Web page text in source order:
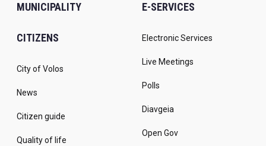
MUNICIPALITY
CITIZENS
City of Volos
News
Citizen guide
Quality of life
E-SERVICES
Electronic Services
Live Meetings
Polls
Diavgeia
Open Gov